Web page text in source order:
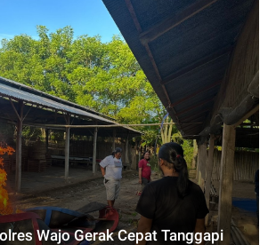
Wajo Gerak Cepat Tanggapi